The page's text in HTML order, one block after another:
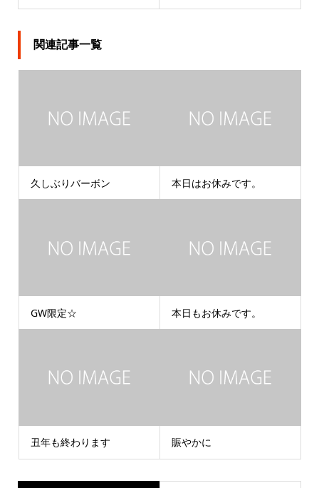
関連記事一覧
久しぶりバーボン 本日はお休みです。
GW限定☆ 本日もお休みです。
丑年も終わります 賑やかに